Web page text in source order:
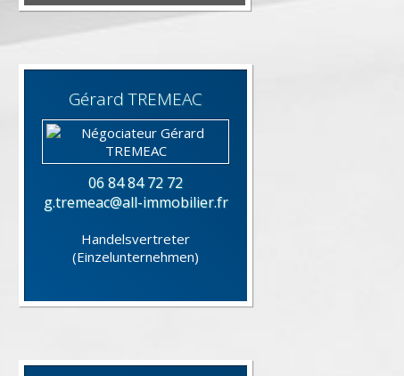
Gérard TREMEAC
06 84 84 72 72
g.tremeac@all-immobilier.fr
Handelsvertreter
(Einzelunternehmen)